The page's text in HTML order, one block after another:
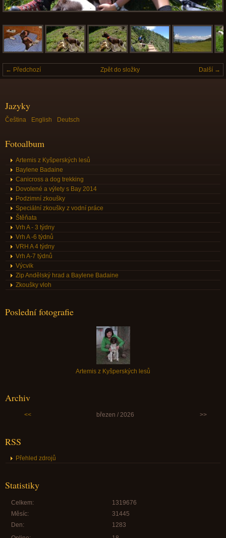
← Předchozí Další →
Zpět do složky
Jazyky
Čeština English Deutsch
Fotoalbum
Artemis z Kyšperských lesů
Baylene Badaine
Canicross a dog trekking
Dovolené a výlety s Bay 2014
Podzimní zkoušky
Speciální zkoušky z vodní práce
Štěňata
Vrh A - 3 týdny
Vrh A -6 týdnů
VRH A 4 týdny
Vrh A-7 týdnů
Výcvik
Zip Andělský hrad a Baylene Badaine
Zkoušky vloh
Poslední fotografie
Artemis z Kyšperských lesů
Archiv
<< březen / 2026 >>
RSS
Přehled zdrojů
Statistiky
Celkem:
1319676
Měsíc:
31445
Den:
1283